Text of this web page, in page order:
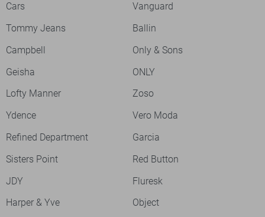
Cars
Vanguard
Tommy Jeans
Ballin
Campbell
Only & Sons
Geisha
ONLY
Lofty Manner
Zoso
Ydence
Vero Moda
Refined Department
Garcia
Sisters Point
Red Button
JDY
Fluresk
Harper & Yve
Object